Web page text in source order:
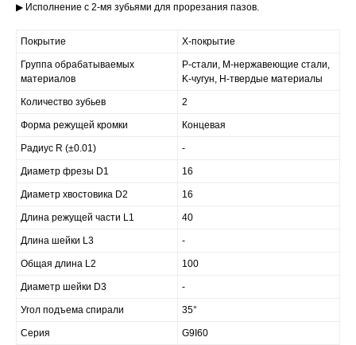
▶ Исполнение с 2-мя зубьями для прорезания пазов.
Покрытие X-покрытие
Группа обрабатываемых
материалов
P-стали, M-нержавеющие стали,
K-чугун, H-твердые материалы
Количество зубьев 2
Форма режущей кромки Концевая
Радиус R (±0.01) -
Диаметр фрезы D1 16
Диаметр хвостовика D2 16
Длина режущей части L1 40
Длина шейки L3 -
Общая длина L2 100
Диаметр шейки D3 -
Угол подъема спирали 35°
Серия G9I60